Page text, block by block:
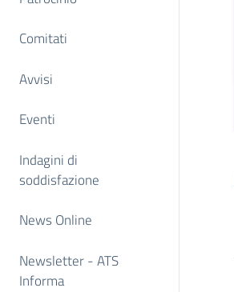
Comitati
Avvisi
Eventi
Indagini di
soddisfazione
News Online
Newsletter - ATS
Informa